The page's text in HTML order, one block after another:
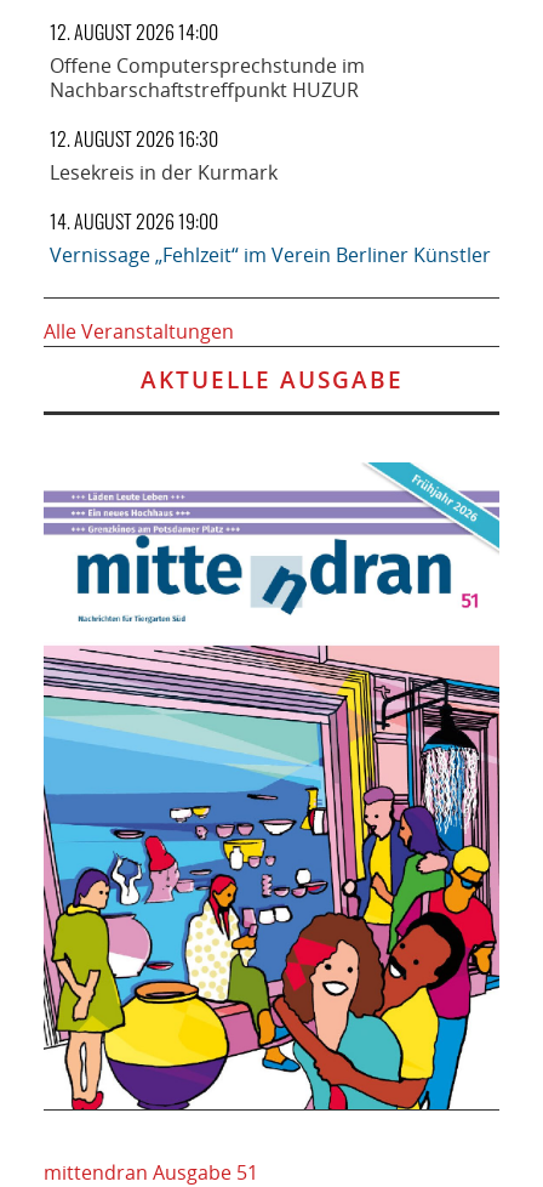
12. AUGUST 2026 14:00
Offene Computersprechstunde im
Nachbarschaftstreffpunkt HUZUR
12. AUGUST 2026 16:30
Lesekreis in der Kurmark
14. AUGUST 2026 19:00
Vernissage „Fehlzeit“ im Verein Berliner Künstler
Alle Veranstaltungen
AKTUELLE AUSGABE
mittendran Ausgabe 51